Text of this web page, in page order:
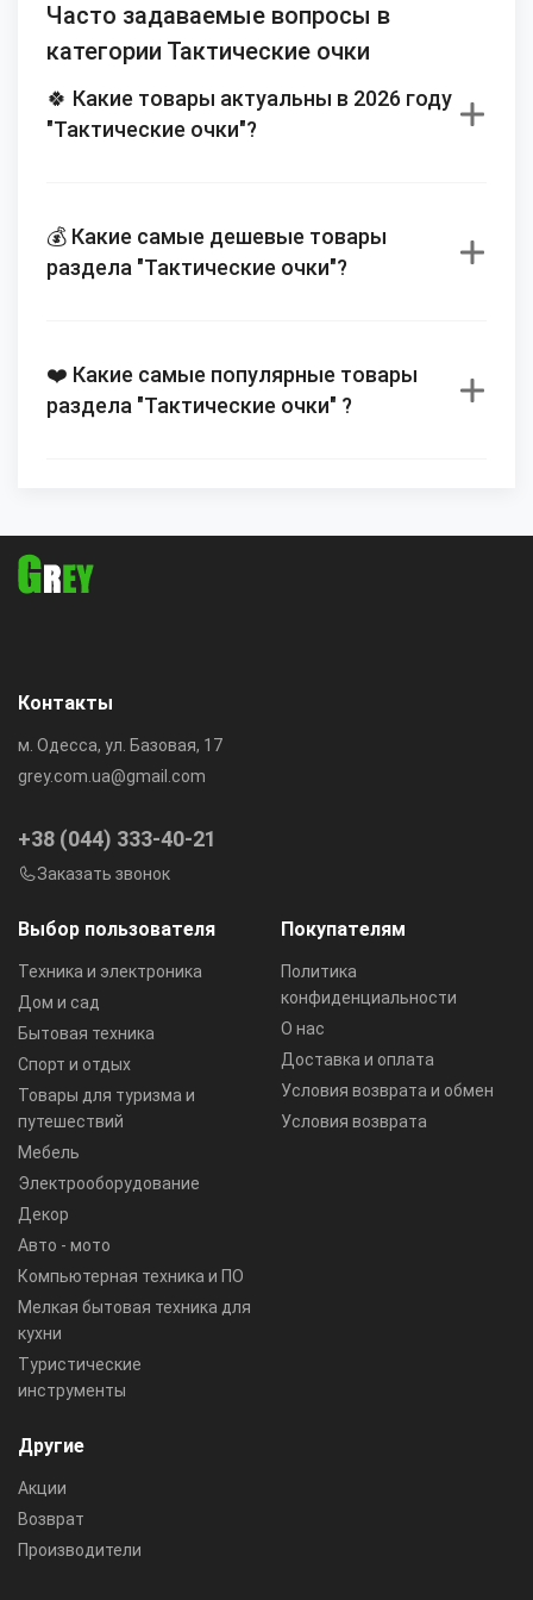
Часто задаваемые вопросы в
категории Тактические очки
🍀 Какие товары актуальны в 2026 году
"Тактические очки"?
💰 Какие самые дешевые товары
раздела "Тактические очки"?
❤️ Какие самые популярные товары
раздела "Тактические очки" ?
Выбор пользователя
Техника и электроника
Дом и сад
Бытовая техника
Спорт и отдых
Товары для туризма и
путешествий
Мебель
Электрооборудование
Декор
Авто - мото
Компьютерная техника и ПО
Мелкая бытовая техника для
кухни
Туристические
инструменты
Покупателям
Политика
конфиденциальности
О нас
Доставка и оплата
Условия возврата и обмен
Условия возврата
Другие
Акции
Возврат
Производители
Контакты
м. Одесса, ул. Базовая, 17
grey.com.ua@gmail.com
+38 (044) 333-40-21
Заказать звонок